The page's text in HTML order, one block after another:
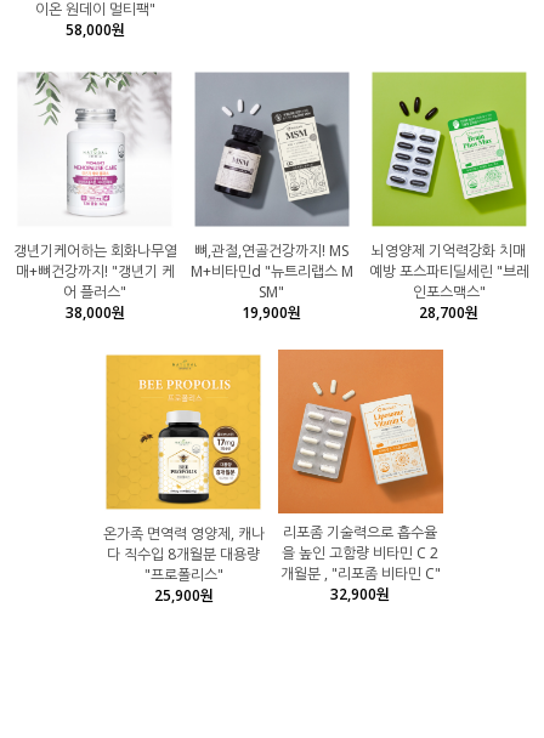
이온 원데이 멀티팩"
58,000원
갱년기케어하는 회화나무열
매+뼈건강까지! "갱년기 케
어 플러스"
38,000원
뼈,관절,연골건강까지! MS
M+비타민d "뉴트리랩스 M
SM"
19,900원
뇌영양제 기억력강화 치매
예방 포스파티딜세린 "브레
인포스맥스"
28,700원
온가족 면역력 영양제, 캐나
다 직수입 8개월분 대용량
"프로폴리스"
25,900원
리포좀 기술력으로 흡수율
을 높인 고함량 비타민 C 2
개월분 , "리포좀 비타민 C"
32,900원